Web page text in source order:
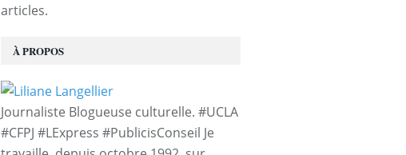
articles.
À PROPOS
Journaliste Blogueuse culturelle. #UCLA
#CFPJ #LExpress #PublicisConseil Je